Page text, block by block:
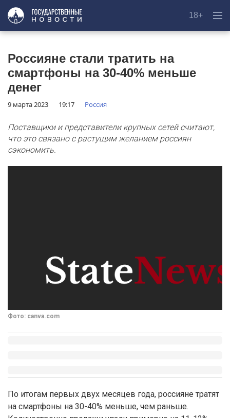
18+
Россияне стали тратить на
смартфоны на 30-40% меньше
денег
9 марта 2023 19:17 Россия
Поставщики и представители крупных сетей считают,
что это связано с растущим желанием россиян
сэкономить.
Фото: canva.com
По итогам первых двух месяцев года, россияне тратят
на смартфоны на 30-40% меньше, чем раньше.